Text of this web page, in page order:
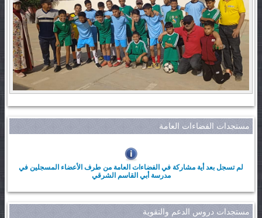
مستجدات الفضاءات العامة
لم تسجل بعد أية مشاركة في الفضاءات العامة من طرف الأعضاء المسجلين في
مدرسة أبي القاسم الشرقي
مستجدات دروس الدعم والتقوية